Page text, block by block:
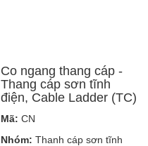
Co ngang thang cáp -
Thang cáp sơn tĩnh
điện, Cable Ladder (TC)
Mã: CN
Nhóm: Thanh cáp sơn tĩnh